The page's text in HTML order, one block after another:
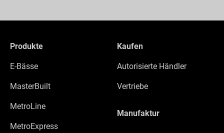
Produkte
E-Bässe
MasterBuilt
MetroLine
MetroExpress
Kaufen
Autorisierte Händler
Vertriebe
Manufaktur